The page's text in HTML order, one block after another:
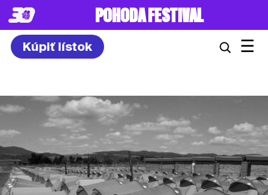
8. – 10.7.2027
Kúpiť lístok ☰